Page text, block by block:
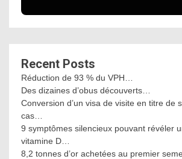
Recent Posts
Réduction de 93 % du VPH…
Des dizaines d’obus découverts…
Conversion d’un visa de visite en titre de
cas…
9 symptômes silencieux pouvant révéler
vitamine D…
8,2 tonnes d’or achetées au premier